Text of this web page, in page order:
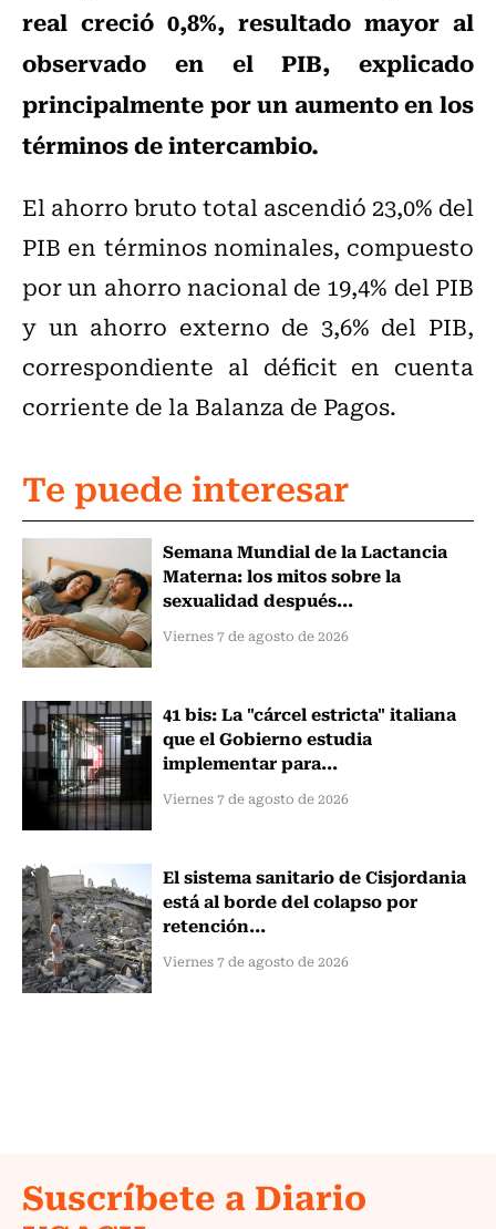
real creció 0,8%, resultado mayor al
observado en el PIB, explicado
principalmente por un aumento en los
términos de intercambio.
El ahorro bruto total ascendió 23,0% del
PIB en términos nominales, compuesto
por un ahorro nacional de 19,4% del PIB
y un ahorro externo de 3,6% del PIB,
correspondiente al déficit en cuenta
corriente de la Balanza de Pagos.
Te puede interesar
Semana Mundial de la Lactancia
Materna: los mitos sobre la
sexualidad después...
Viernes 7 de agosto de 2026
41 bis: La "cárcel estricta" italiana
que el Gobierno estudia
implementar para...
Viernes 7 de agosto de 2026
El sistema sanitario de Cisjordania
está al borde del colapso por
retención...
Viernes 7 de agosto de 2026